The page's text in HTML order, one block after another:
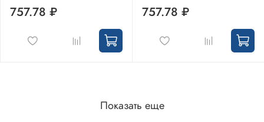
757.78 ₽ 757.78 ₽
Показать еще